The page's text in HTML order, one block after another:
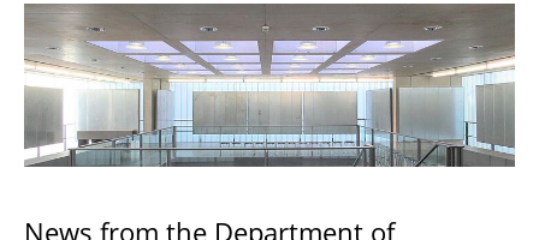
Admission procedure 2024
Bachelor Architecture
Bachelor Architecture+
News from the Department of